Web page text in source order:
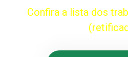
Confira a lista dos